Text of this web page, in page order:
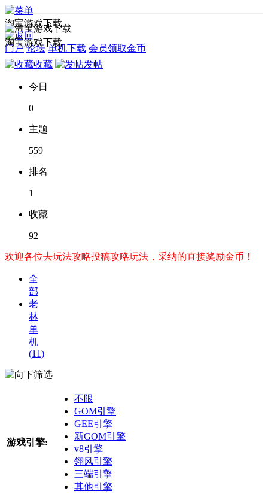
淘宝游戏下载
门户 论坛 单机下载 会员领取金币
淘宝游戏下载
收藏 发帖
今日
0
主题
559
排名
1
收藏
92
欢迎各位去玩法攻略投稿攻略玩法，采纳的直接奖励金币！
全
部
老
林
单
机
(11)
筛选
游戏引擎:
不限
GOM引擎
GEE引擎
新GOM引擎
v8引擎
翎风引擎
三端引擎
其他引擎